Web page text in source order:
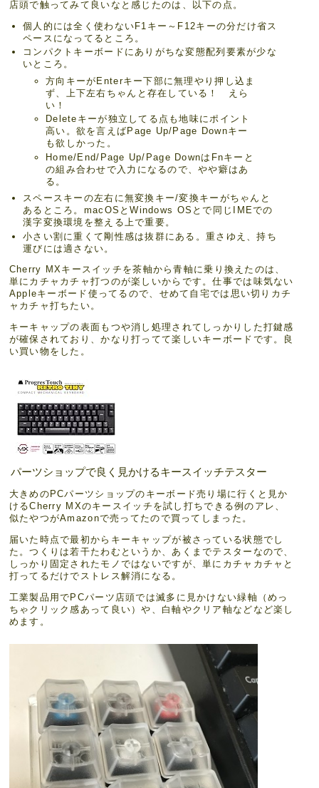
店頭で触ってみて良いなと感じたのは、以下の点。
個人的には全く使わないF1キー～F12キーの分だけ省ス
ペースになってるところ。
コンパクトキーボードにありがちな変態配列要素が少な
いところ。
方向キーがEnterキー下部に無理やり押し込ま
ず、上下左右ちゃんと存在している！ えら
い！
Deleteキーが独立してる点も地味にポイント
高い。欲を言えばPage Up/Page Downキー
も欲しかった。
Home/End/Page Up/Page DownはFnキーと
の組み合わせで入力になるので、やや癖はあ
る。
スペースキーの左右に無変換キー/変換キーがちゃんと
あるところ。macOSとWindows OSとで同じIMEでの
漢字変換環境を整える上で重要。
小さい割に重くて剛性感は抜群にある。重さゆえ、持ち
運びには適さない。
Cherry MXキースイッチを茶軸から青軸に乗り換えたのは、
単にカチャカチャ打つのが楽しいからです。仕事では味気ない
Appleキーボード使ってるので、せめて自宅では思い切りカチ
ャカチャ打ちたい。
キーキャップの表面もつや消し処理されてしっかりした打鍵感
が確保されており、かなり打ってて楽しいキーボードです。良
い買い物をした。
パーツショップで良く見かけるキースイッチテスター
大きめのPCパーツショップのキーボード売り場に行くと見か
けるCherry MXのキースイッチを試し打ちできる例のアレ、
似たやつがAmazonで売ってたので買ってしまった。
届いた時点で最初からキーキャップが被さっている状態でし
た。つくりは若干たわむというか、あくまでテスターなので、
しっかり固定されたモノではないですが、単にカチャカチャと
打ってるだけでストレス解消になる。
工業製品用でPCパーツ店頭では滅多に見かけない緑軸（めっ
ちゃクリック感あって良い）や、白軸やクリア軸などなど楽し
めます。